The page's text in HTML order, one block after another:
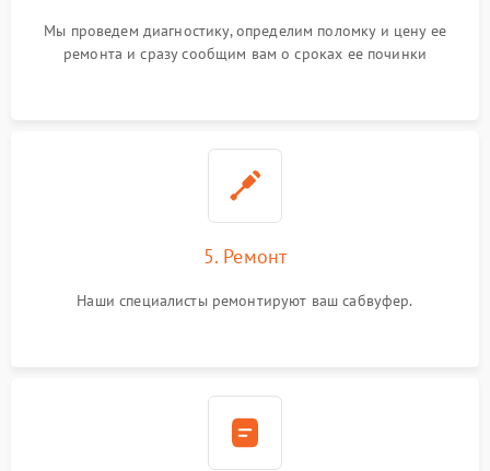
Мы проведем диагностику, определим поломку и цену ее
ремонта и сразу сообщим вам о сроках ее починки
5. Ремонт
Наши специалисты ремонтируют ваш сабвуфер.